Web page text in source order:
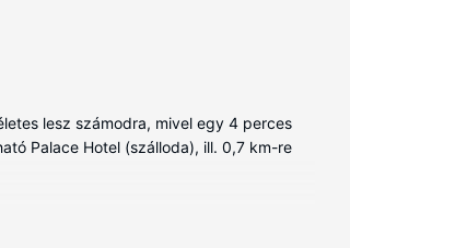
lesz számodra, mivel egy 4 perces
Palace Hotel (szálloda), ill. 0,7 km-re
ágyak, a(z) kényelmi párnázattal